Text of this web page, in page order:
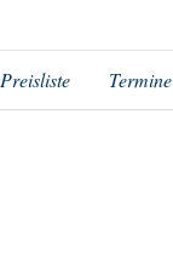
Preisliste Termine